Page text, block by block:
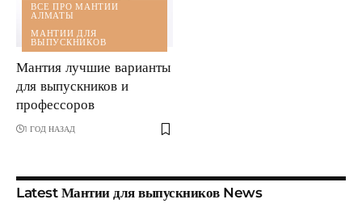
ВСЕ ПРО МАНТИИ
АЛМАТЫ
МАНТИИ ДЛЯ
ВЫПУСКНИКОВ
Мантия лучшие варианты
для выпускников и
профессоров
1 ГОД НАЗАД
Latest Мантии для выпускников News